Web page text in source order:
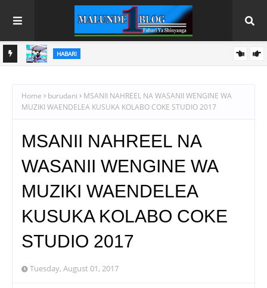
HABARI
Home burudani
MSANII NAHREEL NA WASANII WENGINE WA
MUZIKI WAENDELEA KUSUKA KOLABO COKE STUDIO 2017
MSANII NAHREEL NA
WASANII WENGINE WA
MUZIKI WAENDELEA
KUSUKA KOLABO COKE
STUDIO 2017
Tuesday, August 01, 2017